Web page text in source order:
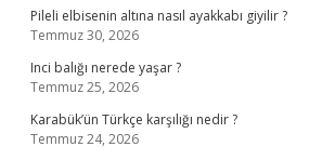
Pileli elbisenin altına nasıl ayakkabı giyilir ?
Temmuz 30, 2026
Inci balığı nerede yaşar ?
Temmuz 25, 2026
Karabük’ün Türkçe karşılığı nedir ?
Temmuz 24, 2026